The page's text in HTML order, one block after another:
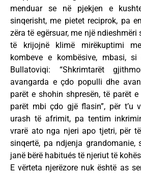
menduar se në pjekjen e
sinqerisht, me pietet reciprok, pa
zëra të egërsuar, me një
të krijojnë klimë mirëkuptimi
kombeve e kombësive, mbasi,
Bullatoviqi: “Shkrimtarët
avangarda e çdo populli dhe
parët e shohin shpresën, të parët
parët mbi çdo gjë flasin”, për t’u
urash të afrimit, pa tentim
vrarë ato nga njeri apo tjetri, për
sinqertë, pa ndjenja grandomanie,
janë bërë habitués të njeriut të
E vërteta njerëzore nuk është as